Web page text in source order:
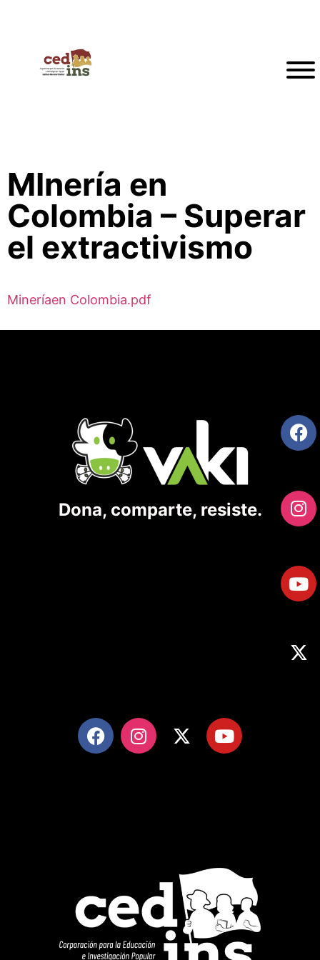
MInería en
Colombia – Superar
el extractivismo
Mineríaen Colombia.pdf
Dona, comparte, resiste.